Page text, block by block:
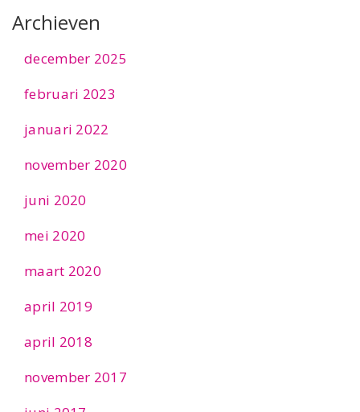
Archieven
december 2025
februari 2023
januari 2022
november 2020
juni 2020
mei 2020
maart 2020
april 2019
april 2018
november 2017